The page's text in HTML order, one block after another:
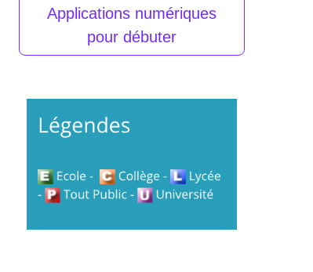
Applications numériques
pour débuter